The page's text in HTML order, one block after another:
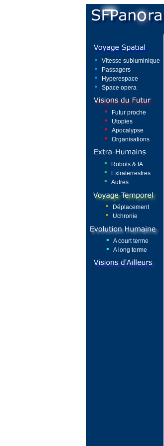
Vitesse subluminique
Passagers
Hyperespace
Space opera
Futur proche
Utopies
Apocalypse
Organisations
Robots & IA
Extraterrestres
Autres
Déplacement
Uchronie
A court terme
A long terme